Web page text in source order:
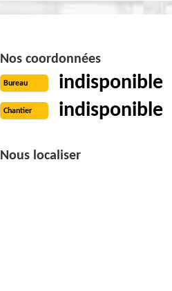
Nos coordonnées
Bureau indisponible
Chantier indisponible
Nous localiser